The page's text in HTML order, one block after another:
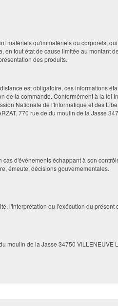
matériels qu'immatériels ou corporels,
tout état de cause limitée au montant
des produits.
est obligatoire, ces informations
la commande. Conformément à la loi
Nationale de l'Informatique et des
770 rue de du moulin de la Jasse
d'événements échappant à son
émeute, décisions gouvernementales.
l'interprétation ou l'exécution du
moulin de la Jasse 34750 VILLENEUVE